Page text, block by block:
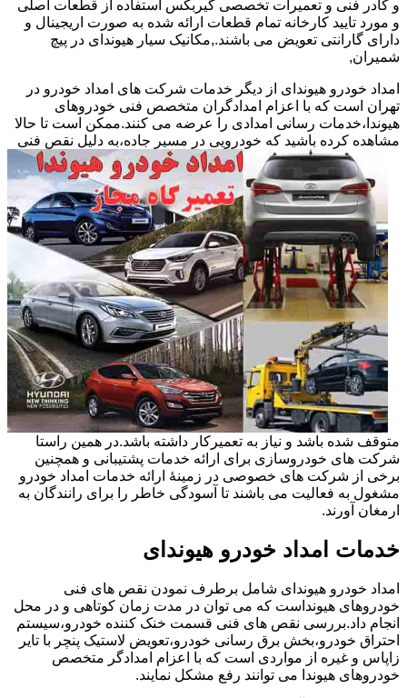
و کادر فنی و تعمیرات تخصصی گیربکس استفاده از قطعات اصلی
و مورد تایید کارخانه تمام قطعات ارائه شده به صورت اریجینال و
دارای گارانتی تعویض می باشند.,مکانیک سیار هیوندای در پیچ
شمیران,
امداد خودرو هیوندای از دیگر خدمات شرکت های امداد خودرو در
تهران است که با اعزام امدادگران متخصص فنی خودروهای
هیوندا،خدمات رسانی امدادی را عرضه می کنند.ممکن است تا حالا
مشاهده کرده باشید که خودرویی در مسیر جاده،به دلیل نقص فنی
متوقف شده باشد و نیاز به تعمیرکار داشته باشد.در همین راستا
شرکت های خودروسازی برای ارائه خدمات پشتیبانی و همچنین
برخی از شرکت های خصوصی در زمینۀ ارائه خدمات امداد خودرو
مشغول به فعالیت می باشند تا آسودگی خاطر را برای رانندگان به
ارمغان آورند.
خدمات امداد خودرو هیوندای
امداد خودرو هیوندای شامل برطرف نمودن نقص های فنی
خودروهای هیونداست که می توان در مدت زمان کوتاهی و در محل
انجام داد.بررسی نقص های فنی قسمت خنک کننده خودرو،سیستم
احتراق خودرو،بخش برق رسانی خودرو،تعویض لاستیک پنچر با تایر
زاپاس و غیره از مواردی است که با اعزام امدادگر متخصص
خودروهای هیوندا می توانند رفع مشکل نمایند.